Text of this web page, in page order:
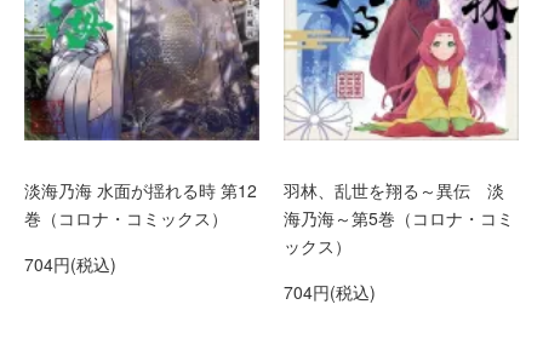
淡海乃海 水面が揺れる時 第12
巻（コロナ・コミックス）
704円(税込)
羽林、乱世を翔る～異伝 淡
海乃海～第5巻（コロナ・コミ
ックス）
704円(税込)